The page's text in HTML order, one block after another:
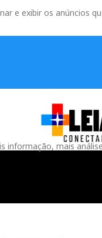
e exibir os anúncios
informação, mais